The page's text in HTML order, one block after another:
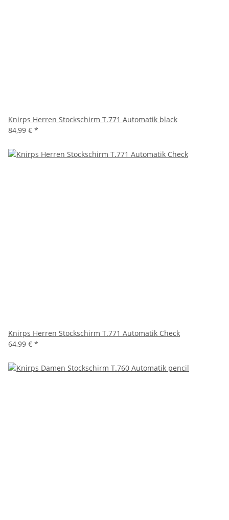
Knirps Herren Stockschirm T.771 Automatik black
84,99 € *
Knirps Herren Stockschirm T.771 Automatik Check
64,99 € *